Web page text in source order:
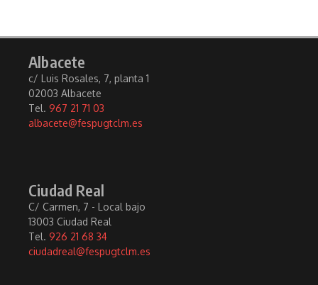
Albacete
c/ Luis Rosales, 7, planta 1
02003 Albacete
Tel. 967 21 71 03
albacete@fespugtclm.es
Ciudad Real
C/ Carmen, 7 - Local bajo
13003 Ciudad Real
Tel. 926 21 68 34
ciudadreal@fespugtclm.es